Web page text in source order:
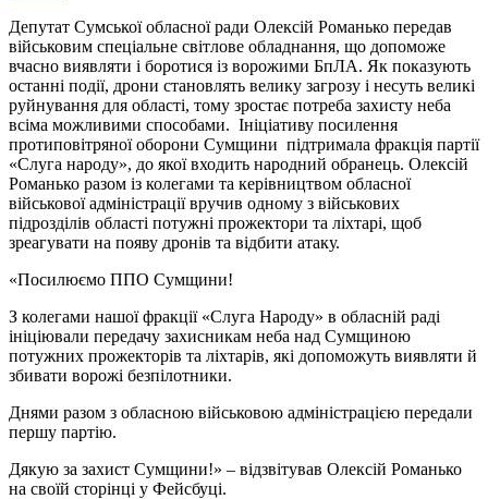
Депутат Сумської обласної ради Олексій Романько передав
військовим спеціальне світлове обладнання, що допоможе
вчасно виявляти і боротися із ворожими БпЛА. Як показують
останні події, дрони становлять велику загрозу і несуть великі
руйнування для області, тому зростає потреба захисту неба
всіма можливими способами. Ініціативу посилення
протиповітряної оборони Сумщини підтримала фракція партії
«Слуга народу», до якої входить народний обранець. Олексій
Романько разом із колегами та керівництвом обласної
військової адміністрації вручив одному з військових
підрозділів області потужні прожектори та ліхтарі, щоб
зреагувати на появу дронів та відбити атаку.
«Посилюємо ППО Сумщини!
З колегами нашої фракції «Слуга Народу» в обласній раді
ініціювали передачу захисникам неба над Сумщиною
потужних прожекторів та ліхтарів, які допоможуть виявляти й
збивати ворожі безпілотники.
Днями разом з обласною військовою адміністрацією передали
першу партію.
Дякую за захист Сумщини!» – відзвітував Олексій Романько
на своїй сторінці у Фейсбуці.